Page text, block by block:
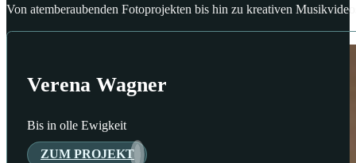
Von atemberaubenden Fotoprojekten bis hin zu kreativen
Verena Wagner
Bis in olle Ewigkeit
ZUM PROJEKT